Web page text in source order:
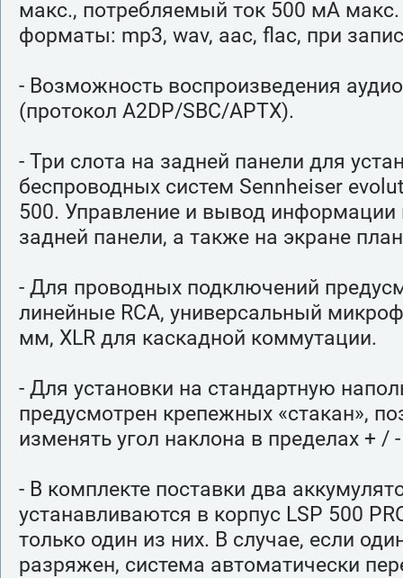
макс., потребляемый ток 500 мА
форматы: mp3, wav, aac, flac, при
- Возможность воспроизведения
(протокол A2DP/SBC/APTX).
- Три слота на задней панели для
беспроводных систем Sennheiser
500. Управление и вывод информации
задней панели, а также на экране
- Для проводных подключений
линейные RCA, универсальный
мм, XLR для каскадной коммутации.
- Для установки на стандартную
предусмотрен крепежных «стакан»,
изменять угол наклона в пределах + / -
- В комплекте поставки два
устанавливаются в корпус LSP 500
только один из них. В случае, если
разряжен, система автоматически